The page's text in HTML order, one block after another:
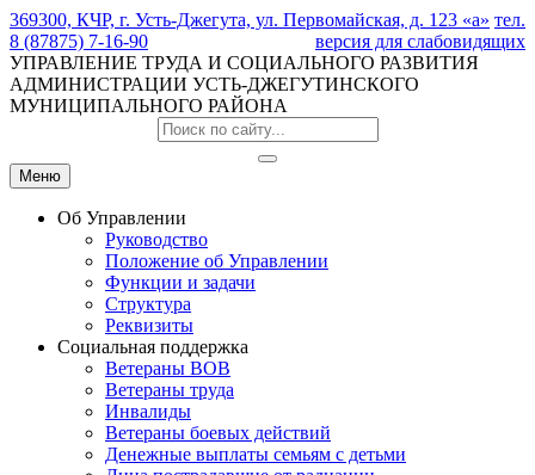
369300, КЧР, г. Усть-Джегута, ул. Первомайская, д. 123 «а» тел.
8 (87875) 7-16-90
версия для слабовидящих
УПРАВЛЕНИЕ ТРУДА И СОЦИАЛЬНОГО РАЗВИТИЯ
АДМИНИСТРАЦИИ УСТЬ-ДЖЕГУТИНСКОГО
МУНИЦИПАЛЬНОГО РАЙОНА
Меню
Об Управлении
Руководство
Положение об Управлении
Функции и задачи
Структура
Реквизиты
Социальная поддержка
Ветераны ВОВ
Ветераны труда
Инвалиды
Ветераны боевых действий
Денежные выплаты семьям с детьми